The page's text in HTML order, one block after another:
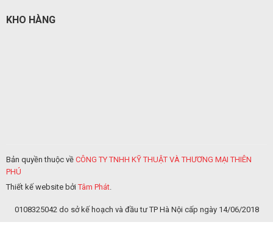
KHO HÀNG
Bản quyền thuộc về CÔNG TY TNHH KỸ THUẬT VÀ THƯƠNG MẠI THIÊN
PHÚ
Thiết kế website bởiTâm Phát.
0108325042 do sở kế hoạch và đầu tư TP Hà Nội cấp ngày 14/06/2018